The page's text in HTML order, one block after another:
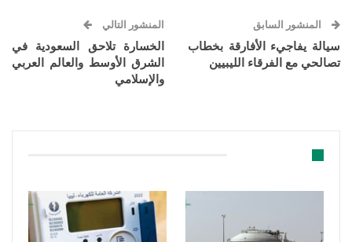
المنشور السابق
سيالة يفاجيء الأفارقة بخطاب
تصالحي مع الفرقاء الليبيين
المنشور التالي
الخسارة تلاحق السعودية في
الشرق الأوسط والعالم العربي
والإسلامي